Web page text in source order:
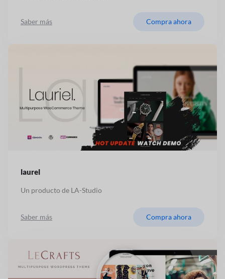
Saber más Compra ahora
laurel
Un producto de LA-Studio
Saber más Compra ahora